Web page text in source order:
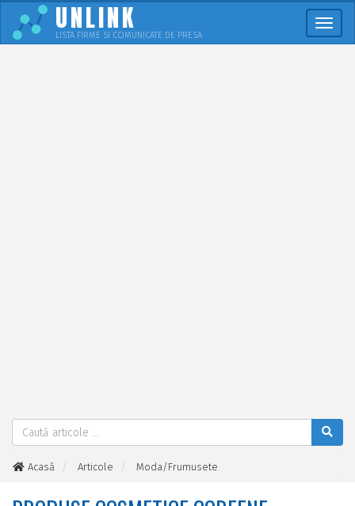
UNLINK
LISTA FIRME SI COMUNICATE DE PRESA
Acasă Articole
Moda/Frumusete